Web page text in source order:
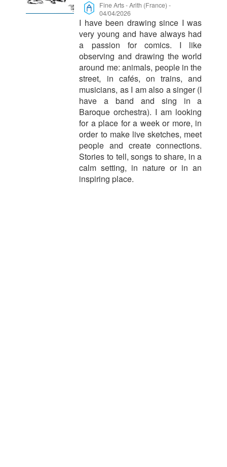
Fine Arts-Arith (France) -
04/04/2026
I have been drawing since I was
very young and have always had
a passion for comics. I like
observing and drawing the world
around me: animals, people in the
street, in cafés, on trains, and
musicians, as I am also a singer (I
have a band and sing in a
Baroque orchestra). I am looking
for a place for a week or more, in
order to make live sketches, meet
people and create connections.
Stories to tell, songs to share, in a
calm setting, in nature or in an
inspiring place.